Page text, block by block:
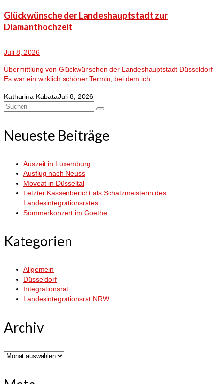
Glückwünsche der Landeshauptstadt zur
Diamanthochzeit
Juli 8, 2026
Übermittlung von Glückwünschen der Landeshauptstadt Düsseldorf
Es war ein wirklich schöner Termin, bei dem ich...
Katharina KabataJuli 8, 2026
Suchen
Neueste Beiträge
Auszeit in Luxemburg
Ausflug nach Neuss
Moveat in Düsseltal
Letzter Kassenbericht als Schatzmeisterin des
Landesintegrationsrates
Sommerkonzert im Goethe
Kategorien
Allgemein
Düsseldorf
Integrationsrat
Landesintegrationsrat NRW
Archiv
Archiv